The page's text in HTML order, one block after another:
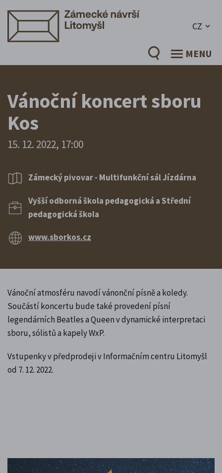
CZ
MENU
Vánoční koncert sboru
Kos
15. 12. 2022, 17:00
Zámecký pivovar - Multifunkční sál Jízdárna
Vyšší odborná škola pedagogická a Střední
pedagogická škola
www.sborkos.cz
Vánoční atmosféru navodí vánonční písně a koledy.
Součástí koncertu bude také provedení písní
legendárních Beatles a Queen v dynamické interpretaci
sboru, sólistů a kapely WxP.
Vstupenky v předprodeji v Informačním centru Litomyšl
od 7. 12. 2022.